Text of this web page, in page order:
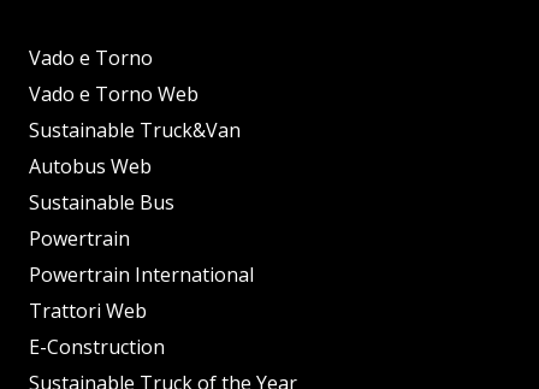
Vado e Torno
Vado e Torno Web
Sustainable Truck&Van
Autobus Web
Sustainable Bus
Powertrain
Powertrain International
Trattori Web
E-Construction
Sustainable Truck of the Year